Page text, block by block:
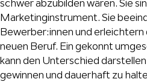
schwer abzubilden wären. Sie
Marketinginstrument. Sie
Bewerber:innen und erleichtern
neuen Beruf. Ein gekonnt
kann den Unterschied
gewinnen und dauerhaft zu